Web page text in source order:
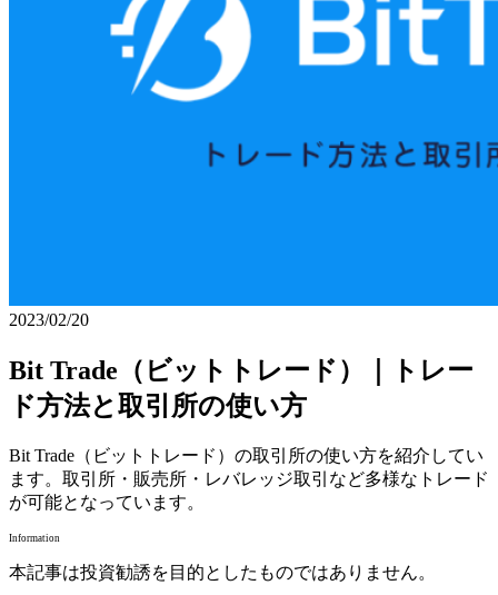
2023/02/20
Bit Trade（ビットトレード）｜トレー
ド方法と取引所の使い方
Bit Trade（ビットトレード）の取引所の使い方を紹介してい
ます。取引所・販売所・レバレッジ取引など多様なトレード
が可能となっています。
Information
本記事は投資勧誘を目的としたものではありません。